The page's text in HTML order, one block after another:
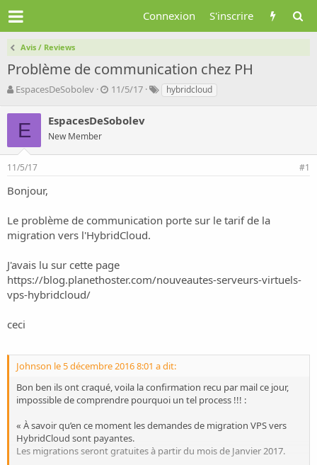
Connexion S'inscrire
Avis / Reviews
Problème de communication chez PH
A
t
e
u
r
d
l
d
i
s
u
s
s
n
EspacesDeSobolev
D
e
e
t
11/5/17
Thybridcloud
E EspacesDeSobolev
New Member
11/5/17 #1
Bonjour,
Le problème de communication porte sur le tarif de la
migration vers l'HybridCloud.
J'avais lu sur cette page
https://blog.planethoster.com/nouveautes-serveurs-virtuels-
vps-hybridcloud/
ceci
Johnson le 5 décembre 2016 8:01 a dit:
Bon ben ils ont craqué, voila la confirmation recu par mail ce jour,
impossible de comprendre pourquoi un tel process !!! :
« À savoir qu’en ce moment les demandes de migration VPS vers
HybridCloud sont payantes.
Les migrations seront gratuites à partir du mois de Janvier 2017.